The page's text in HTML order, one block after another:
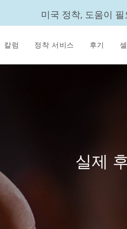
미국 정착, 도움이
칼럼 정착 서비스 후기
실제